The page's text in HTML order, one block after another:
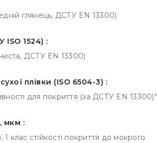
глянець, ДСТУ EN 13300)
ISO 1524) :
ДСТУ EN 13300)
плівки (ISO 6504-3) :
для покриття (за ДСТУ EN 13300)"
мкм :
1 клас стійкості покриття до мокрого